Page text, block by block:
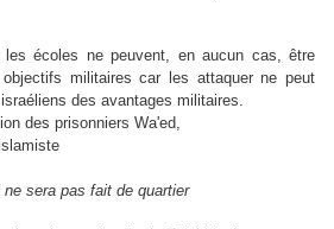
les écoles ne peuvent, en aucun cas, être
militaires car les attaquer ne peut
des avantages militaires.
des prisonniers Wa'ed,
sera pas fait de quartier